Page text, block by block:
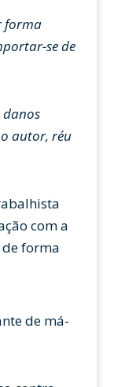
forma
se de
danos
autor, réu
com a
de forma
de má-